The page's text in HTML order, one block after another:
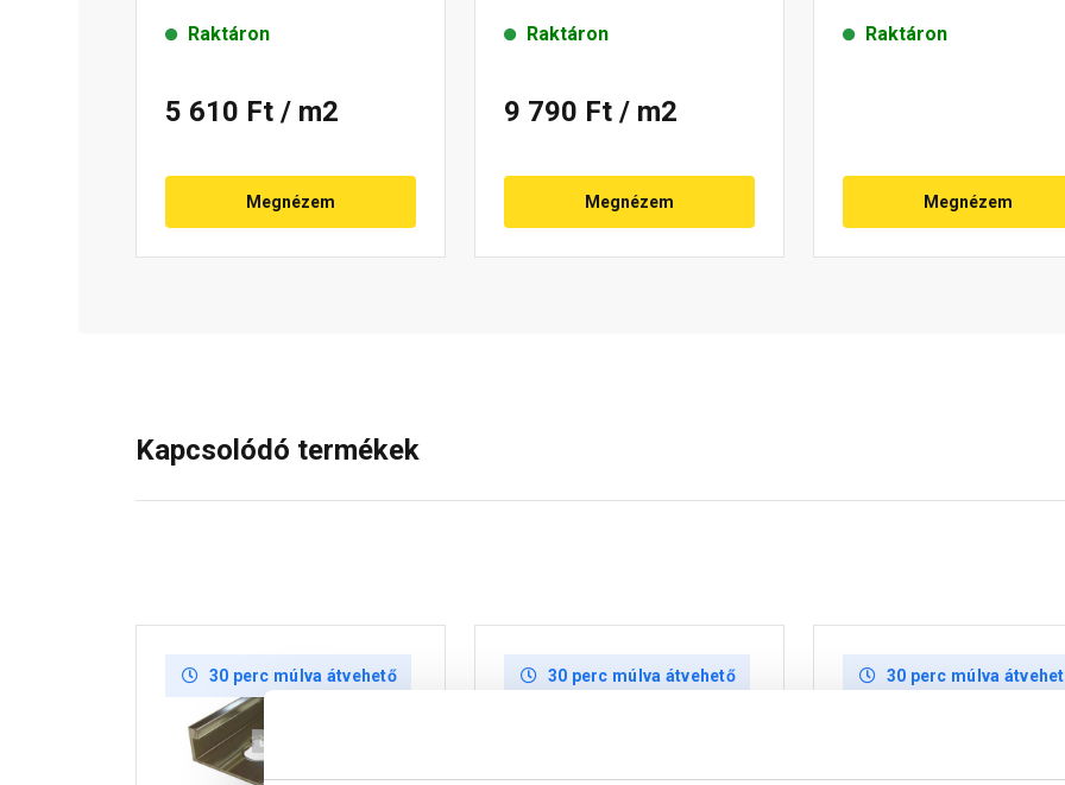
Raktáron
5 610 Ft / m2
Megnézem
Raktáron
9 790 Ft / m2
Megnézem
Raktáron
Megnézem
Kapcsolódó termékek
30 perc múlva átvehető 30 perc múlva átvehető 30 perc múlva